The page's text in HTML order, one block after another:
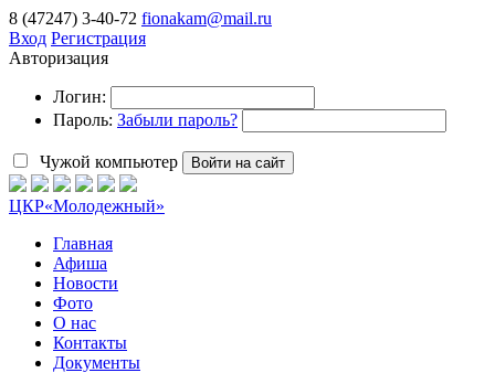
8 (47247) 3-40-72 fionakam@mail.ru
Вход Регистрация
Авторизация
Логин:
Пароль: Забыли пароль?
Чужой компьютер Войти на сайт
ЦКР«Молодежный»
Главная
Афиша
Новости
Фото
О нас
Контакты
Документы